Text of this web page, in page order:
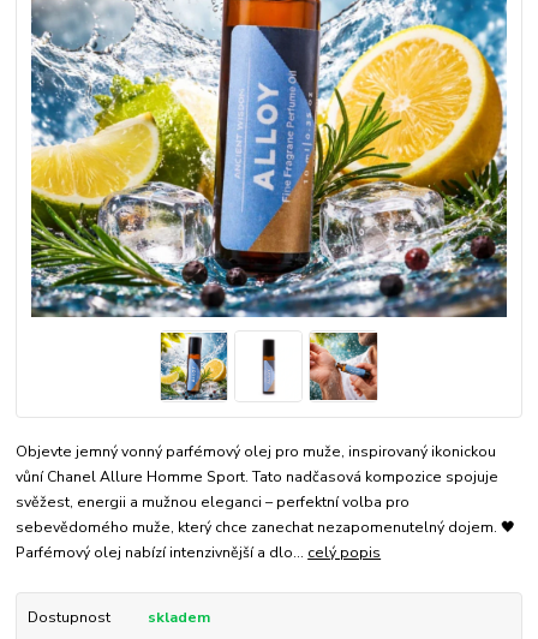
Objevte jemný vonný parfémový olej pro muže, inspirovaný ikonickou
vůní Chanel Allure Homme Sport. Tato nadčasová kompozice spojuje
svěžest, energii a mužnou eleganci – perfektní volba pro
sebevědomého muže, který chce zanechat nezapomenutelný dojem. 🖤
Parfémový olej nabízí intenzivnější a dlo... celý popis
Dostupnost
skladem